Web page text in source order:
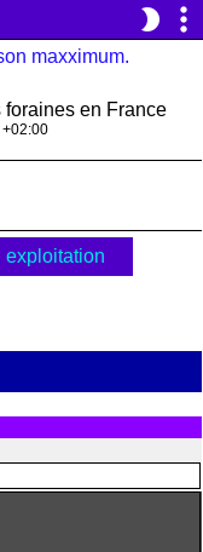
brightness_2 more_vert
foraines en France
+02:00
exploitation